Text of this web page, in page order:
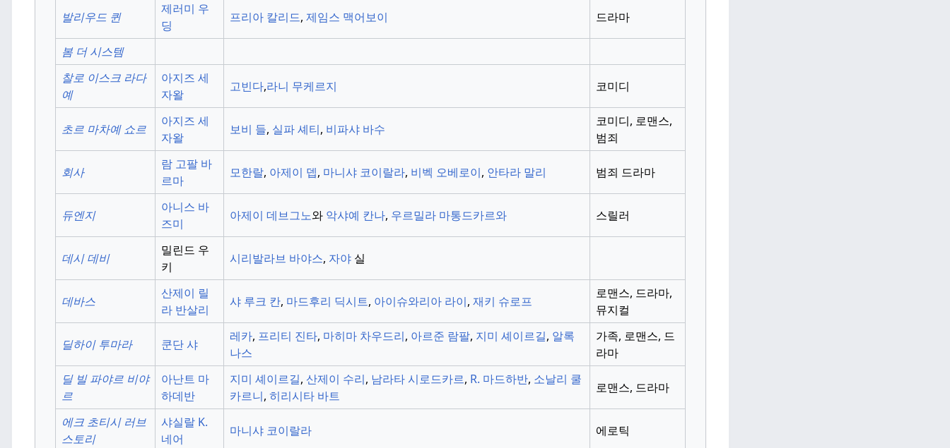
발리우드 퀸
제러미 우
딩
프리아 칼리드, 제임스 맥어보이 드라마
봄 더 시스템
찰로 이스크 라다
예
아지즈 세
자왈
고빈다,라니 무케르지 코미디
초르 마차예 쇼르
아지즈 세
자왈
보비 들, 실파 셰티, 비파샤 바수
코미디, 로맨스,
범죄
회사
람 고팔 바
르마
모한랄, 아제이 뎁, 마니샤 코이랄라, 비벡 오베로이, 안타라 말리 범죄 드라마
듀엔지
아니스 바
즈미
아제이 데브그노와 악샤예 칸나, 우르밀라 마통드카르와 스릴러
데시 데비
밀린드 우
키
시리발라브 바야스, 자야 실
데바스
산제이 릴
라 반살리
샤 루크 칸, 마드후리 딕시트, 아이슈와리아 라이, 재키 슈로프
로맨스, 드라마,
뮤지컬
딜하이 투마라 쿤단 샤
레카, 프리티 진타, 마히마 차우드리, 아르준 람팔, 지미 셰이르길, 알록
나스
가족, 로맨스, 드
라마
딜 빌 파야르 비야
르
아난트 마
하데반
지미 셰이르길, 산제이 수리, 남라타 시로드카르, R. 마드하반, 소날리 쿨
카르니, 히리시타 바트
로맨스, 드라마
에크 초티시 러브
스토리
샤실랄 K.
네어
마니샤 코이랄라 에로틱